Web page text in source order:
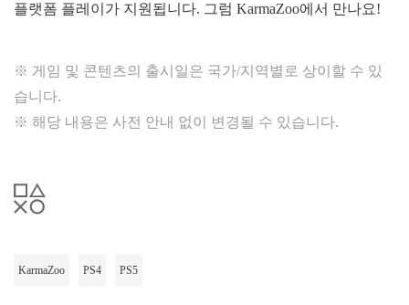
플랫폼 플레이가 지원됩니다. 그럼 KarmaZoo에서 만나요!
※ 게임 및 콘텐츠의 출시일은 국가/지역별로 상이할 수 있
습니다.
※ 해당 내용은 사전 안내 없이 변경될 수 있습니다.
KarmaZoo PS4 PS5